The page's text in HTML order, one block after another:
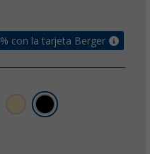
con la tarjeta Berger